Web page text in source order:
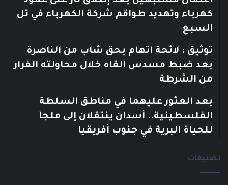
كهرباء وتهديد طواقم شركة الكهرباء في تل
السبع
توثيق : لائحة اتهام بحق شاب من الناصرة
بعد ضبط مسدس ألقاه خلال محاولته الفرار
من الشرطة
بعد العثور عليهما في مناطق السلطة
الفلسطينية.. أسدان ينتقلان إلى ملجأ
للحياة البرية في جنوب أفريقيا
تصنيفات